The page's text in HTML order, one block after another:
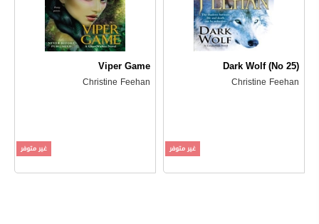
Dark Wolf (No 25)
Christine Feehan
غير متوفر
Viper Game
Christine Feehan
غير متوفر